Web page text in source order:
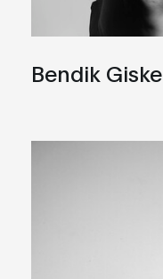
Bendik Giske